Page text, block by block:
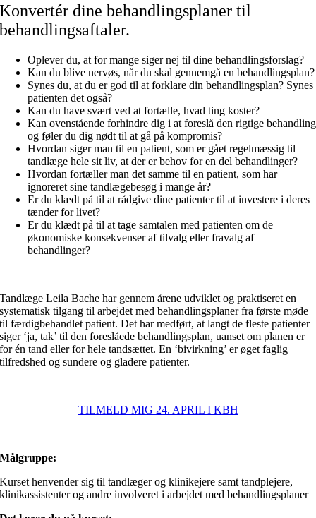
Konvertér dine behandlingsplaner til
behandlingsaftaler.
Oplever du, at for mange siger nej til dine behandlingsforslag?
Kan du blive nervøs, når du skal gennemgå en behandlingsplan?
Synes du, at du er god til at forklare din behandlingsplan? Synes
patienten det også?
Kan du have svært ved at fortælle, hvad ting koster?
Kan ovenstående forhindre dig i at foreslå den rigtige behandling
og føler du dig nødt til at gå på kompromis?
Hvordan siger man til en patient, som er gået regelmæssig til
tandlæge hele sit liv, at der er behov for en del behandlinger?
Hvordan fortæller man det samme til en patient, som har
ignoreret sine tandlægebesøg i mange år?
Er du klædt på til at rådgive dine patienter til at investere i deres
tænder for livet?
Er du klædt på til at tage samtalen med patienten om de
økonomiske konsekvenser af tilvalg eller fravalg af
behandlinger?
Tandlæge Leila Bache har gennem årene udviklet og praktiseret en
systematisk tilgang til arbejdet med behandlingsplaner fra første møde
til færdigbehandlet patient. Det har medført, at langt de fleste patienter
siger ‘ja, tak’ til den foreslåede behandlingsplan, uanset om planen er
for én tand eller for hele tandsættet. En ‘bivirkning’ er øget faglig
tilfredshed og sundere og gladere patienter.
TILMELD MIG 24. APRIL I KBH
Målgruppe:
Kurset henvender sig til tandlæger og klinikejere samt tandplejere,
klinikassistenter og andre involveret i arbejdet med behandlingsplaner